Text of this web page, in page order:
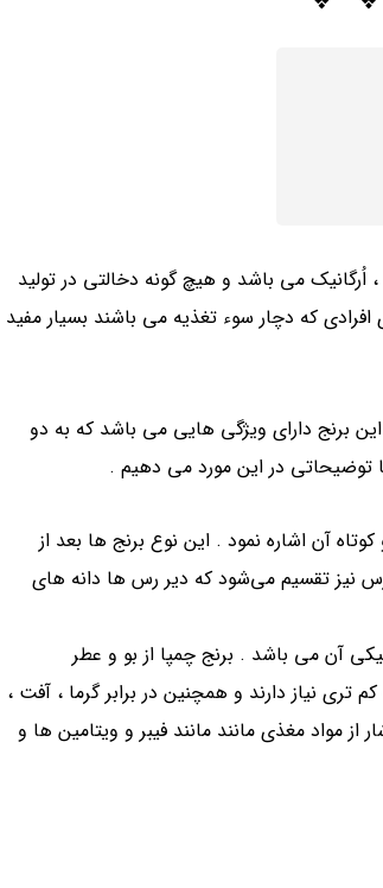
می باشد و هیچ گونه دخالتی در تولید
که دچار سوء تغذیه می باشند بسیار مفید
برنج دارای ویژگی هایی می باشد که به دو
توضیحاتی در این مورد می دهیم .
آن اشاره نمود . این نوع برنج ها بعد از
تقسیم می‌شود که دیر رس ها دانه های
آن می باشد . برنج چمپا از بو و عطر
تری نیاز دارند و همچنین در برابر گرما ، آفت ،
مواد مغذی مانند مانند فیبر و ویتامین ها و